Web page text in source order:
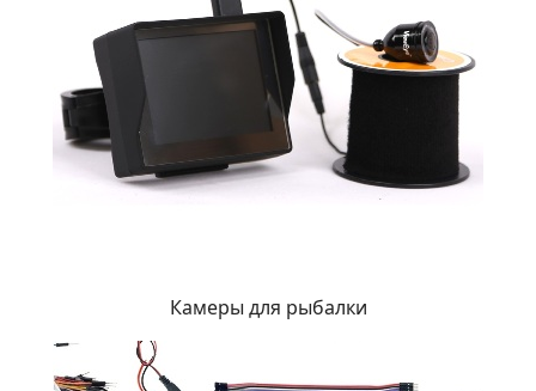
Камеры для рыбалки